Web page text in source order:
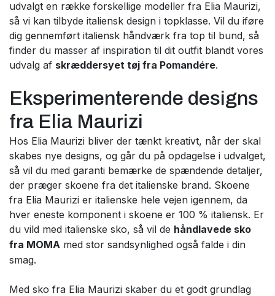
udvalgt en række forskellige modeller fra Elia Maurizi,
så vi kan tilbyde italiensk design i topklasse. Vil du iføre
dig gennemført italiensk håndværk fra top til bund, så
finder du masser af inspiration til dit outfit blandt vores
udvalg af skræddersyet tøj fra Pomandére.
Eksperimenterende designs
fra Elia Maurizi
Hos Elia Maurizi bliver der tænkt kreativt, når der skal
skabes nye designs, og går du på opdagelse i udvalget,
så vil du med garanti bemærke de spændende detaljer,
der præger skoene fra det italienske brand. Skoene
fra Elia Maurizi er italienske hele vejen igennem, da
hver eneste komponent i skoene er 100 % italiensk. Er
du vild med italienske sko, så vil de håndlavede sko
fra MOMA med stor sandsynlighed også falde i din
smag.
Med sko fra Elia Maurizi skaber du et godt grundlag